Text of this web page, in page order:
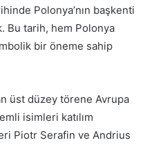
Polonya’nın başkenti
Bu tarih, hem Polonya
bir öneme sahip
üst düzey törene Avrupa
isimleri katılım
Piotr Serafin ve Andrius